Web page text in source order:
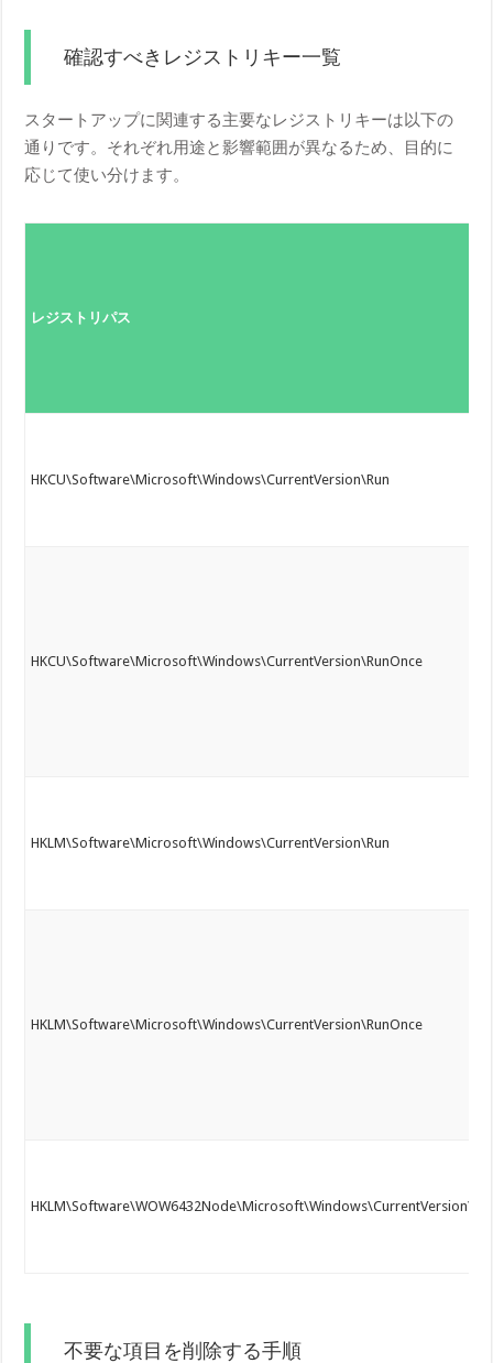
確認すべきレジストリキー一覧
スタートアップに関連する主要なレジストリキーは以下の
通りです。それぞれ用途と影響範囲が異なるため、目的に
応じて使い分けます。
レジストリパス
HKCU\Software\Microsoft\Windows\CurrentVersion\Run
HKCU\Software\Microsoft\Windows\CurrentVersion\RunOnce
HKLM\Software\Microsoft\Windows\CurrentVersion\Run
HKLM\Software\Microsoft\Windows\CurrentVersion\RunOnce
不要な項目を削除する手順